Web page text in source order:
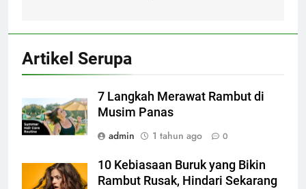
Artikel Serupa
7 Langkah Merawat Rambut di
Musim Panas
admin
1 tahun ago 0
10 Kebiasaan Buruk yang Bikin
Rambut Rusak, Hindari Sekarang